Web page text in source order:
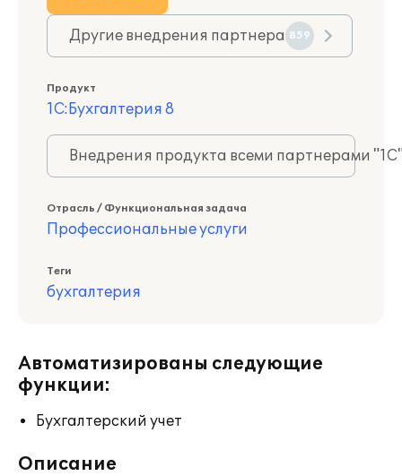
Другие внедрения партнера 859
Продукт
1С:Бухгалтерия 8
Внедрения продукта всеми партнерами
Отрасль / Функциональная задача
Профессиональные услуги
Теги
бухгалтерия
Автоматизированы следующие
функции:
Бухгалтерский учет
Описание